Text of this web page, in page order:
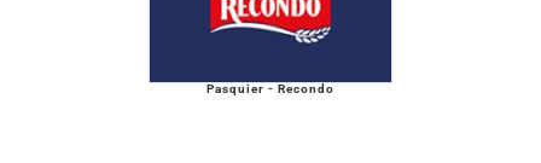
Pasquier - Recondo